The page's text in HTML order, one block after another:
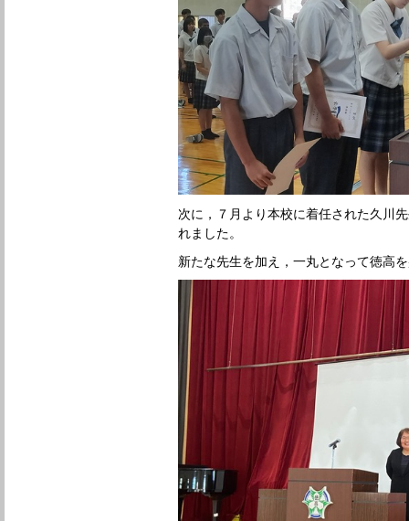
次に，７月より本校に着任された久川
れました。
新たな先生を加え，一丸となって徳高